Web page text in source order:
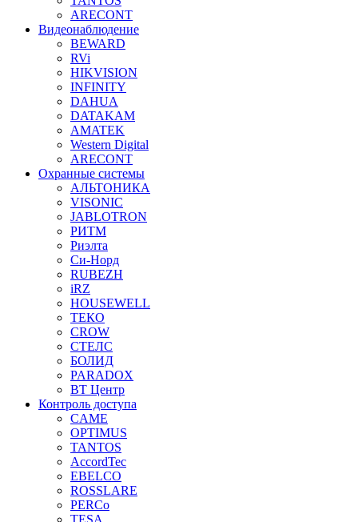
ARECONT
Видеонаблюдение
BEWARD
RVi
HIKVISION
INFINITY
DAHUA
DATAKAM
AMATEK
Western Digital
ARECONT
Охранные системы
АЛЬТОНИКА
VISONIC
JABLOTRON
РИТМ
Риэлта
Си-Норд
RUBEZH
iRZ
HOUSEWELL
ТЕКО
CROW
СТЕЛС
БОЛИД
PARADOX
ВТ Центр
Контроль доступа
CAME
OPTIMUS
TANTOS
AccordTec
EBELCO
ROSSLARE
PERCo
TESA